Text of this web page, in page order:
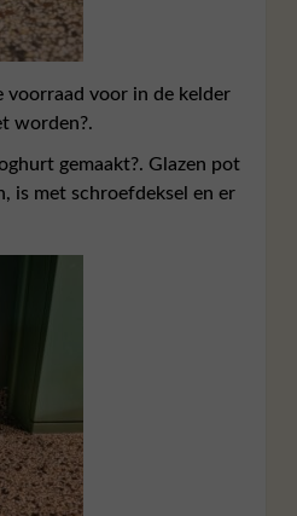
voorraad voor in de kelder
worden?.
gemaakt?. Glazen pot
is met schroefdeksel en er